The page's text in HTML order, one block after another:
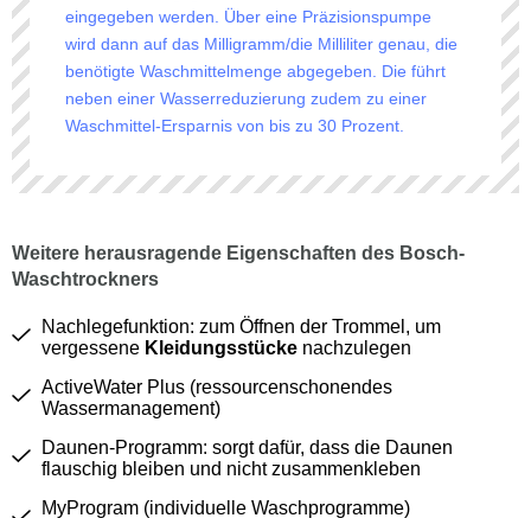
eingegeben werden. Über eine Präzisionspumpe
wird dann auf das Milligramm/die Milliliter genau, die
benötigte Waschmittelmenge abgegeben. Die führt
neben einer Wasserreduzierung zudem zu einer
Waschmittel-Ersparnis von bis zu 30 Prozent.
Weitere herausragende Eigenschaften des Bosch-
Waschtrockners
Nachlegefunktion: zum Öffnen der Trommel, um
vergessene Kleidungsstücke nachzulegen
ActiveWater Plus (ressourcenschonendes
Wassermanagement)
Daunen-Programm: sorgt dafür, dass die Daunen
flauschig bleiben und nicht zusammenkleben
MyProgram (individuelle Waschprogramme)